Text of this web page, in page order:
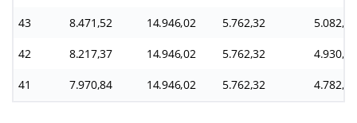
43 8.471,52 14.946,02 5.762,32 5.082,91
42 8.217,37 14.946,02 5.762,32 4.930,42
41 7.970,84 14.946,02 5.762,32 4.782,50